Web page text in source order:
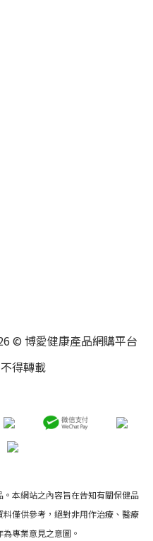
© 博愛健康產品網購平台
得轉載
本網站之內容旨在告知有關保健品
僅供參考，絕對非用作治療、醫療
專業意見之意圖。